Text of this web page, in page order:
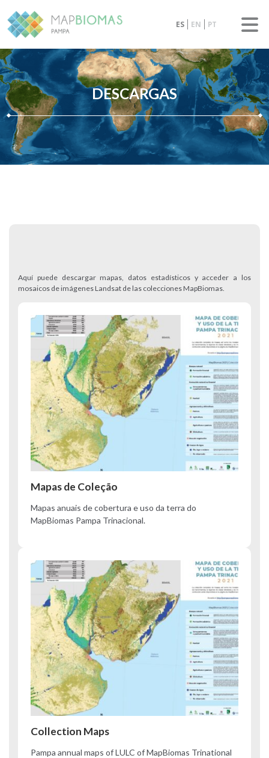
ES EN PT
DESCARGAS
Aquí puede descargar mapas, datos estadísticos y acceder a los
mosaicos de imágenes Landsat de las colecciones MapBiomas.
Mapas de Coleção
Mapas anuais de cobertura e uso da terra do
MapBiomas Pampa Trinacional.
Collection Maps
Pampa annual maps of LULC of MapBiomas Trinational